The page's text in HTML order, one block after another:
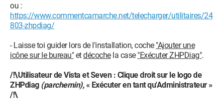
ou :
https://www.commentcamarche.net/telecharger/utilitaires/24
803-zhpdiag/
- Laisse toi guider lors de l'installation, coche "Ajouter une
icône sur le bureau"etdécochela case "Exécuter ZHPDiag".
/!\Utilisateur de Vista et Seven : Clique droit sur le logo de
ZHPdiag (parchemin),« Exécuter en tant qu'Administrateur »
/!\